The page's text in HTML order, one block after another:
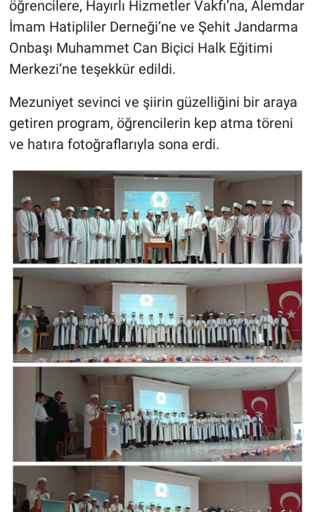
öğrencilere, Hayırlı Hizmetler Vakfı’na, Alemdar
İmam Hatipliler Derneği’ne ve Şehit Jandarma
Onbaşı Muhammet Can Biçici Halk Eğitimi
Merkezi’ne teşekkür edildi.
Mezuniyet sevinci ve şiirin güzelliğini bir araya
getiren program, öğrencilerin kep atma töreni
ve hatıra fotoğraflarıyla sona erdi.